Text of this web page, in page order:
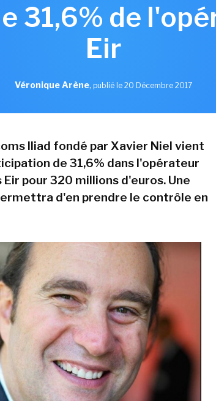
31,6% de
Eir
Véronique Arène, publié le 20 Décembre 2017
Iliad fondé par Xavier Niel vient
de 31,6% dans l'opérateur
pour 320 millions d'euros. Une
d'en prendre le contrôle en